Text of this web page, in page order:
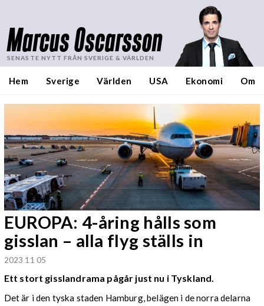
Marcus Oscarsson
SENASTE NYTT FRÅN SVERIGE & VÄRLDEN
Hem Sverige Världen USA Ekonomi Om
EUROPA: 4-åring hålls som
gisslan – alla flyg ställs in
2023 11 05
Ett stort gisslandrama pågår just nu i Tyskland.
Det är i den tyska staden Hamburg, belägen i de norra delarna